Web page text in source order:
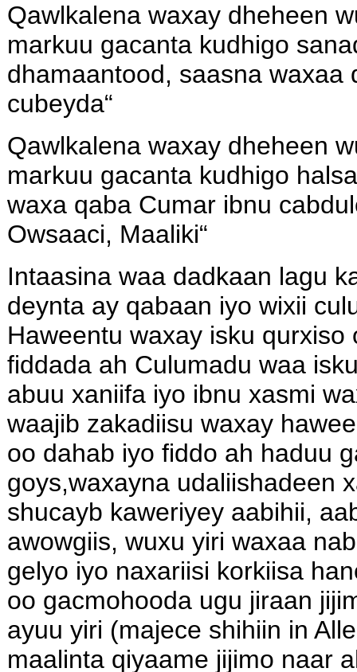
Qawlkalena waxay dheheen
markuu gacanta kudhigo
dhamaantood, saasna waxaa
cubeyda“
Qawlkalena waxay dheheen
markuu gacanta kudhigo
waxa qaba Cumar ibnu
Owsaaci, Maaliki“
Intaasina waa dadkaan lagu
deynta ay qabaan iyo wixii
Haweentu waxay isku qurxiso
fiddada ah Culumadu waa
abuu xaniifa iyo ibnu xasmi
waajib zakadiisu waxay
oo dahab iyo fiddo ah haduu
goys,waxayna udaliishadeen
shucayb kaweriyey aabihii,
awowgiis, wuxu yiri waxaa
gelyo iyo naxariisi korkiisa
oo gacmohooda ugu jiraan
ayuu yiri (majece shihiin in
maalinta qiyaame jijimo naar